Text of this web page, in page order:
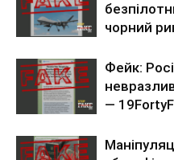
чорний
Фейк:
—